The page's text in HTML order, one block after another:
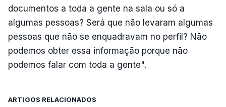
documentos a toda a gente na sala ou só a
algumas pessoas? Será que não levaram algumas
pessoas que não se enquadravam no perfil? Não
podemos obter essa informação porque não
podemos falar com toda a gente".
ARTIGOS RELACIONADOS